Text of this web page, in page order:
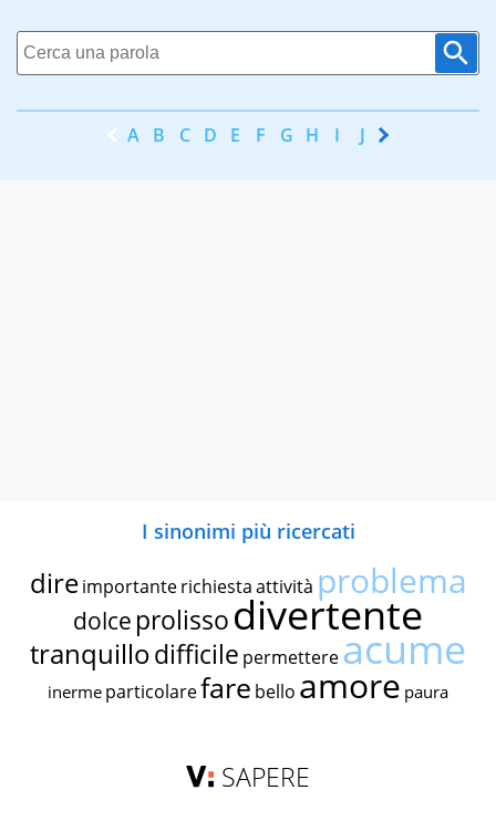
A B C D E F G H I J K
I sinonimi più ricercati
dire importante richiestaattività problema
dolce prolissodivertente
tranquillodifficile permettereacume
inerme particolarefare bello amore paura
SAPERE